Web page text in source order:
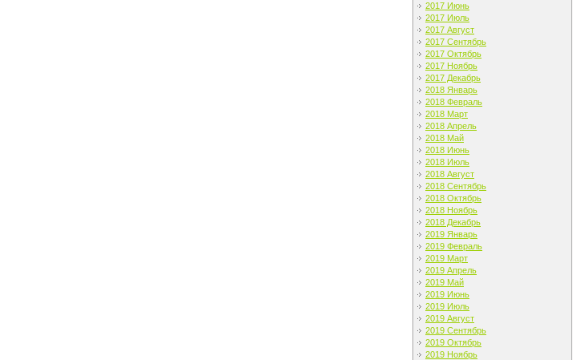
2017 Июнь
2017 Июль
2017 Август
2017 Сентябрь
2017 Октябрь
2017 Ноябрь
2017 Декабрь
2018 Январь
2018 Февраль
2018 Март
2018 Апрель
2018 Май
2018 Июнь
2018 Июль
2018 Август
2018 Сентябрь
2018 Октябрь
2018 Ноябрь
2018 Декабрь
2019 Январь
2019 Февраль
2019 Март
2019 Апрель
2019 Май
2019 Июнь
2019 Июль
2019 Август
2019 Сентябрь
2019 Октябрь
2019 Ноябрь